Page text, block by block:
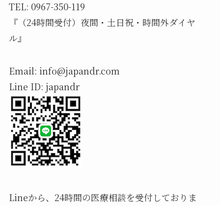
TEL: 0967-350-119
『（24時間受付）夜間・土日祝・時間外ダイヤ
ル』
Email: info@japandr.com
Line ID: japandr
Lineから、24時間の医療相談を受付しておりま